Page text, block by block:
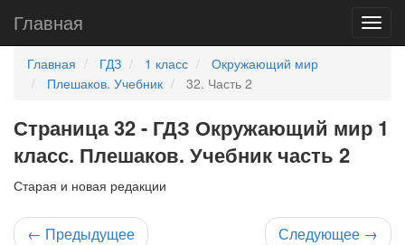
Главная
Главная ГДЗ 1 класс
Окружающий мир
Плешаков. Учебник
32. Часть 2
Страница 32 - ГДЗ Окружающий мир 1
класс. Плешаков. Учебник часть 2
Старая и новая редакции
← Предыдущее Следующее →